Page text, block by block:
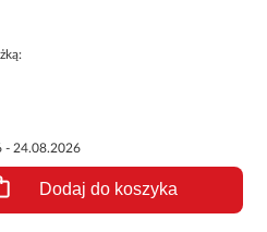
- 24.08.2026
Dodaj do koszyka